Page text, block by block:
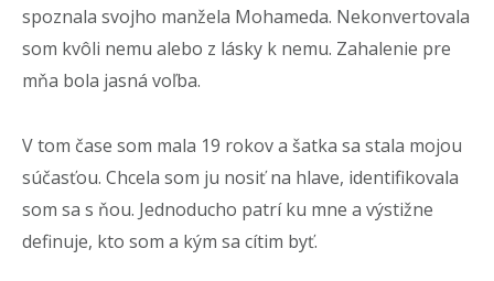
spoznala svojho manžela Mohameda. Nekonvertovala
som kvôli nemu alebo z lásky k nemu. Zahalenie pre
mňa bola jasná voľba.
V tom čase som mala 19 rokov a šatka sa stala mojou
súčasťou. Chcela som ju nosiť na hlave, identifikovala
som sa s ňou. Jednoducho patrí ku mne a výstižne
definuje, kto som a kým sa cítim byť.